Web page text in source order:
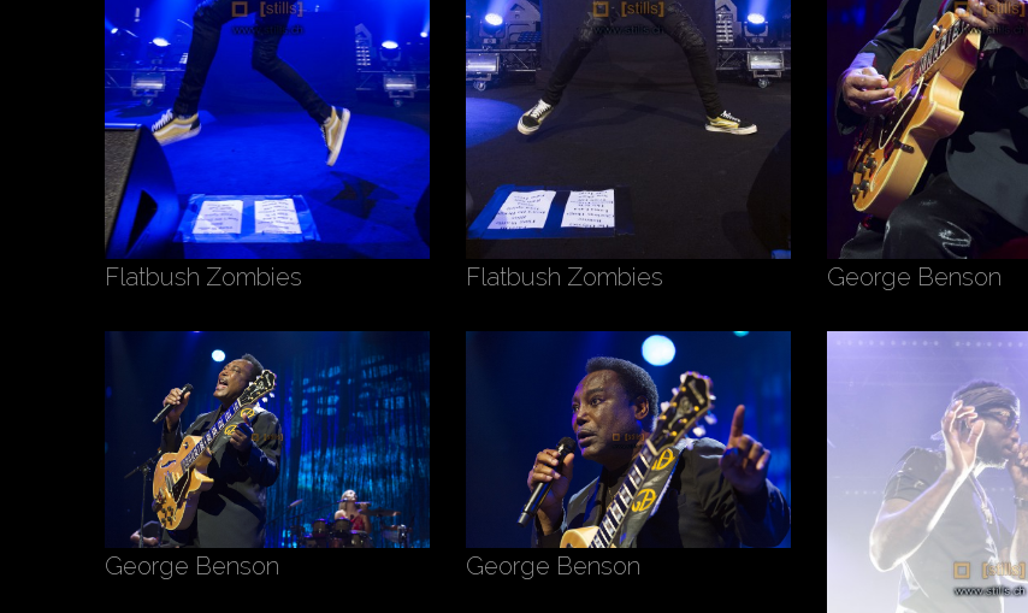
Flatbush Zombies Flatbush Zombies George Benson
George Benson George Benson